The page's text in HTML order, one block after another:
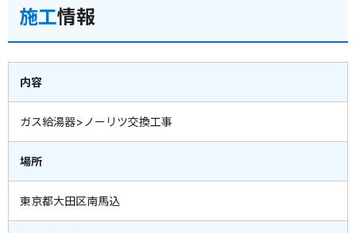
施工情報
内容
ガス給湯器>ノーリツ交換工事
場所
東京都大田区南馬込